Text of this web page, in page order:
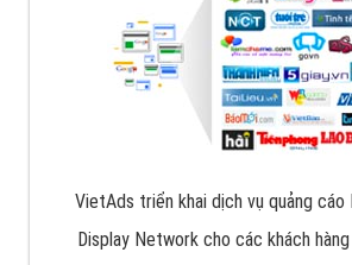
VietAds triển khai dịch vụ quảng cáo
Display Network cho các khách